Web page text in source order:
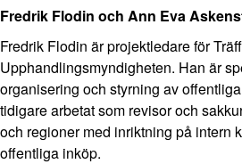
Fredrik Flodin och Ann Eva
Fredrik Flodin är projektledare för
Upphandlingsmyndigheten. Han är
organisering och styrning av
tidigare arbetat som revisor och
och regioner med inriktning på intern
offentliga inköp.